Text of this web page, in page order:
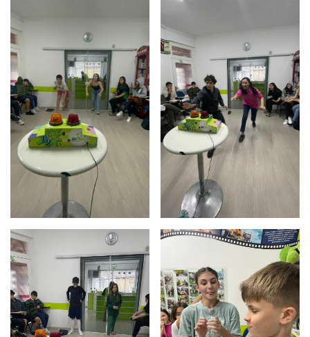
Você é aluno inFlux?
Sim
VOLTAR